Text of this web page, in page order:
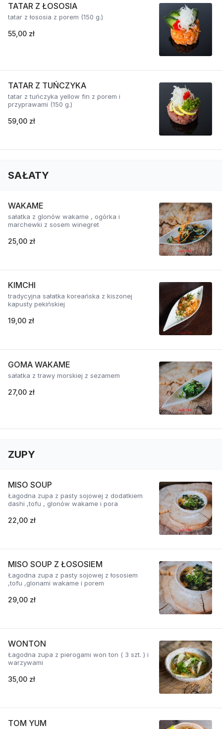
TATAR Z ŁOSOSIA
tatar z łososia z porem (150 g.)
55,00 zł
TATAR Z TUŃCZYKA
tatar z tuńczyka yellow fin z porem i
przyprawami (150 g.)
59,00 zł
SAŁATY
WAKAME
sałatka z glonów wakame , ogórka i
marchewki z sosem winegret
25,00 zł
KIMCHI
tradycyjna sałatka koreańska z kiszonej
kapusty pekińskiej
19,00 zł
GOMA WAKAME
sałatka z trawy morskiej z sezamem
27,00 zł
ZUPY
MISO SOUP
Łagodna zupa z pasty sojowej z dodatkiem
dashi ,tofu , glonów wakame i pora
22,00 zł
MISO SOUP Z ŁOSOSIEM
Łagodna zupa z pasty sojowej z łososiem
,tofu ,glonami wakame i porem
29,00 zł
WONTON
Łagodna zupa z pierogami won ton ( 3 szt. ) i
warzywami
35,00 zł
TOM YUM